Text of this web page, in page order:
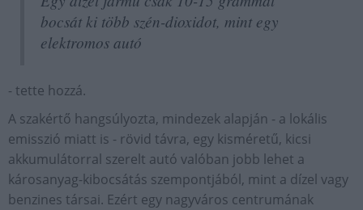
bocsát ki több szén-dioxidot, mint egy
elektromos autó
- tette hozzá.
A szakértő hangsúlyozta, mindezek alapján - a lokális
emisszió miatt is - rövid távra, egy kisméretű, kicsi
akkumulátorral szerelt autó valóban jobb lehet a
károsanyag-kibocsátás szempontjából, mint a dízel vagy
benzines társai. Ezért egy nagyváros centrumának